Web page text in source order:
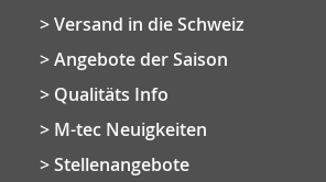
Versand in die Schweiz
Angebote der Saison
Qualitäts Info
M-tec Neuigkeiten
Stellenangebote